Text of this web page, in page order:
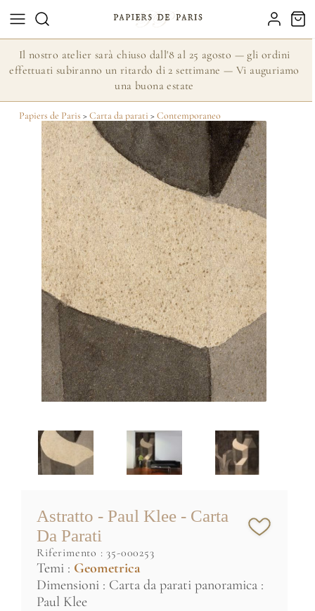
Il nostro atelier sarà chiuso dall'8 al 25 agosto — gli ordini
effettuati subiranno un ritardo di 2 settimane — Vi auguriamo
una buona estate
Papiers de Paris >Carta da parati >Contemporaneo
Astratto - Paul Klee - Carta
Da Parati
riferimento :35-000253
Temi : Geometrica
Dimensioni : Carta da parati panoramica :
Paul Klee